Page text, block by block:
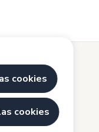
cookies
cookies